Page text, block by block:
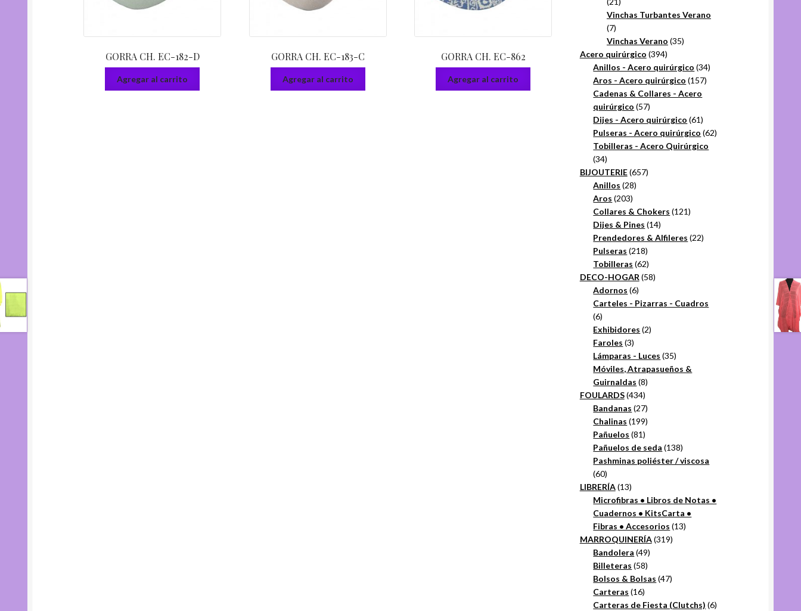
GORRA CH. EC-182-D
Agregar al carrito
GORRA CH. EC-183-C
Agregar al carrito
GORRA CH. EC-862
Agregar al carrito
productos
Vinchas Turbantes Verano
77
productos
Vinchas Verano 3535
Acero quirúrgico 394394
productos
Anillos - Acero quirúrgico 3434
Aros - Acero quirúrgico 157157
Cadenas & Collares - Acero
quirúrgico 5757
productos
Dijes - Acero quirúrgico 6161
productos
Pulseras - Acero quirúrgico 6262
Tobilleras - Acero Quirúrgico
3434
productos
BIJOUTERIE 657657
Anillos 2828
Aros 203203
productos
Collares & Chokers 121121
Dijes & Pines 1414
productos
Prendedores & Alfileres 2222
Pulseras 218218
productos
Tobilleras 6262
productos
DECO-HOGAR 5858
Adornos 66
productos
Carteles - Pizarras - Cuadros
66
productos
Exhibidores 22
Faroles 33
productos
Lámparas - Luces 3535
productos
Móviles, Atrapasueños &
Guirnaldas 88
FOULARDS 434434
productos
Bandanas 2727
productos
Chalinas 199199
Pañuelos 8181
productos
Pañuelos de seda 138138
productos
Pashminas poliéster / viscosa
6060
productos
LIBRERÍA 1313
productos
Microfibras • Libros de Notas •
Cuadernos • KitsCarta •
Fibras • Accesorios 1313
MARROQUINERÍA 319319
Bandolera 4949
Billeteras 5858
productos
Bolsos & Bolsas 4747
Carteras 1616
productos
Carteras de Fiesta (Clutchs) 66